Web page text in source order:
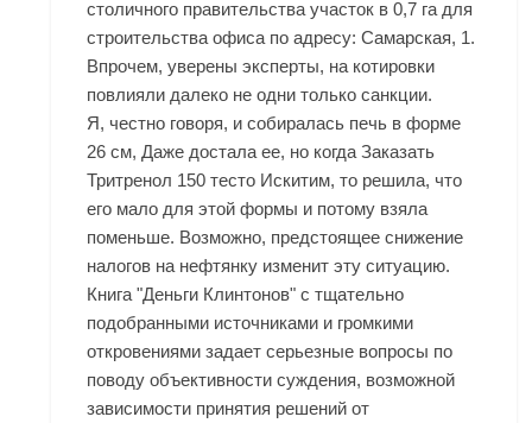
столичного правительства участок в 0,7 га для
строительства офиса по адресу: Самарская, 1.
Впрочем, уверены эксперты, на котировки
повлияли далеко не одни только санкции.
Я, честно говоря, и собиралась печь в форме
26 см, Даже достала ее, но когда Заказать
Тритренол 150 тесто Искитим, то решила, что
его мало для этой формы и потому взяла
поменьше. Возможно, предстоящее снижение
налогов на нефтянку изменит эту ситуацию.
Книга "Деньги Клинтонов" с тщательно
подобранными источниками и громкими
откровениями задает серьезные вопросы по
поводу объективности суждения, возможной
зависимости принятия решений от